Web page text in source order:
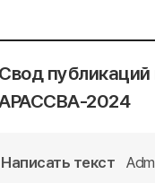
Свод
2024
Написать текст